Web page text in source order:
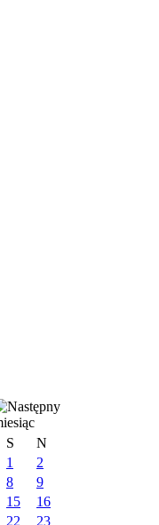
S
N
1
2
8
9
15
16
22
23